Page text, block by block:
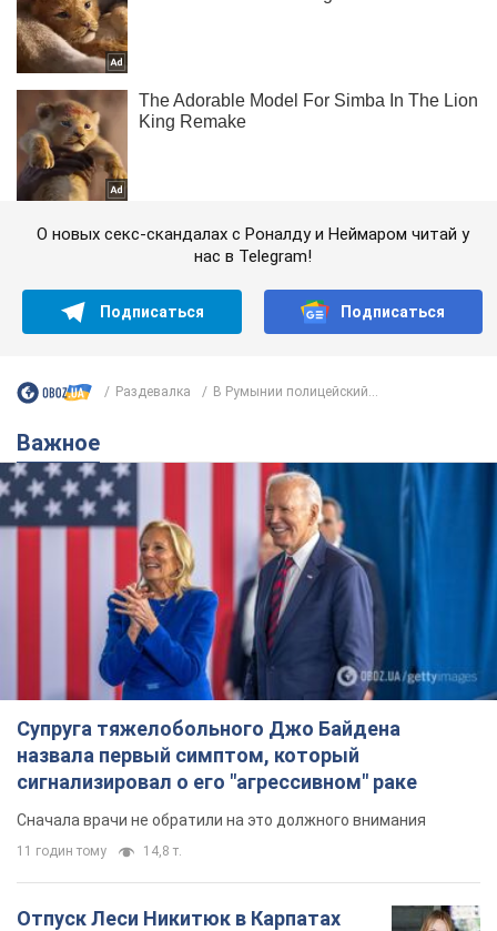
О новых секс-скандалах с Роналду и Неймаром читай у
нас в Telegram!
Подписаться Подписаться
Раздевалка В Румынии полицейский...
Важное
Супруга тяжелобольного Джо Байдена
назвала первый симптом, который
сигнализировал о его "агрессивном" раке
Сначала врачи не обратили на это должного внимания
11 годин тому 14,8 т.
Отпуск Леси Никитюк в Карпатах